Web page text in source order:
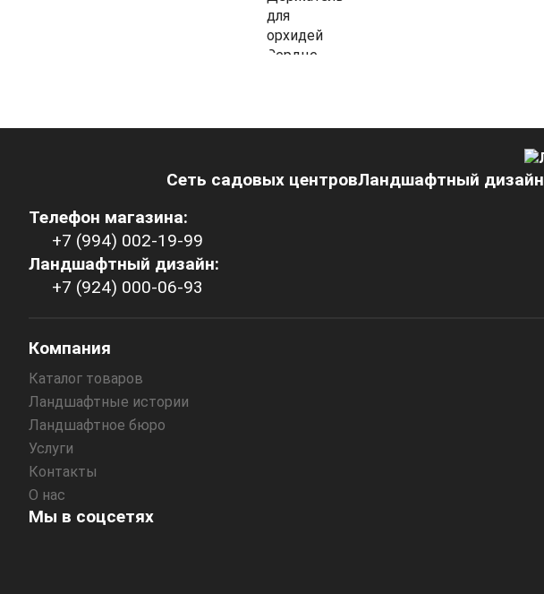
Сеть садовых центровЛандшафтный дизайн
Телефон магазина:
+7 (994) 002-19-99
Ландшафтный дизайн:
+7 (924) 000-06-93
Компания
Каталог товаров
Ландшафтные истории
Ландшафтное бюро
Услуги
Контакты
О нас
Мы в соцсетях